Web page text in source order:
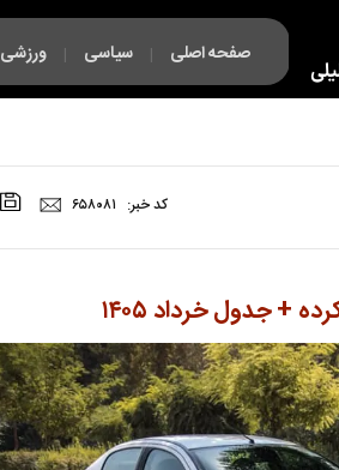
صفحه اصلی | سیاسی | ورزشی
فکت لایف
|
کد خبر: ۶۵۸۰۸۱